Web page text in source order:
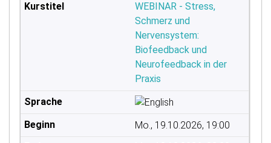
WEBINAR - Stress,
Schmerz und
Nervensystem:
Biofeedback und
Neurofeedback in der
Praxis
Mo., 19.10.2026, 19:00